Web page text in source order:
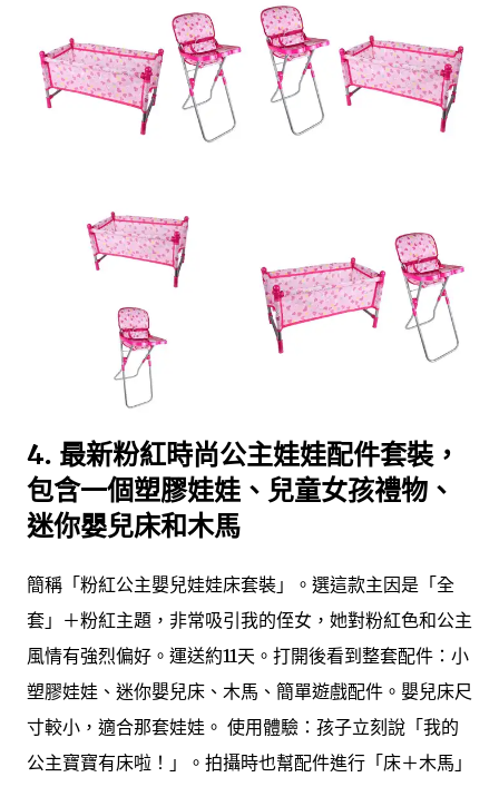
4. 最新粉紅時尚公主娃娃配件套裝，
包含一個塑膠娃娃、兒童女孩禮物、
迷你嬰兒床和木馬
簡稱「粉紅公主嬰兒娃娃床套裝」。選這款主因是「全
套」＋粉紅主題，非常吸引我的侄女，她對粉紅色和公主
風情有強烈偏好。運送約11天。打開後看到整套配件：小
塑膠娃娃、迷你嬰兒床、木馬、簡單遊戲配件。嬰兒床尺
寸較小，適合那套娃娃。 使用體驗：孩子立刻說「我的
公主寶寶有床啦！」。拍攝時也幫配件進行「床＋木馬」